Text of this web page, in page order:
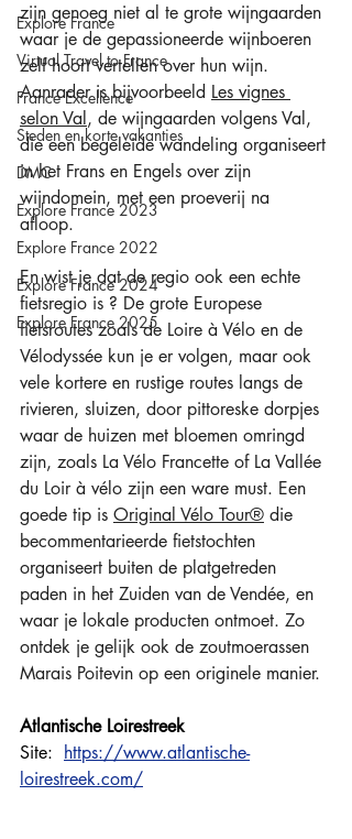
Explore France
Virtual Travel to France
France Excellence
Steden en korte vakanties
DMC
Explore France 2023
Explore France 2022
Explore France 2024
Explore France 2025
zijn genoeg niet al te grote wijngaarden
waar je de gepassioneerde wijnboeren
zelf hoort vertellen over hun wijn.
Aanrader is bijvoorbeeld Les vignes
selon Val , de wijngaarden volgens Val,
die een begeleide wandeling organiseert
in het Frans en Engels over zijn
wijndomein, met een proeverij na
afloop.
En wist je dat de regio ook een echte
fietsregio is ? De grote Europese
fietsroutes zoals de Loire à Vélo en de
Vélodyssée kun je er volgen, maar ook
vele kortere en rustige routes langs de
rivieren, sluizen, door pittoreske dorpjes
waar de huizen met bloemen omringd
zijn, zoals La Vélo Francette of La Vallée
du Loir à vélo zijn een ware must. Een
goede tip is Original Vélo Tour® die
becommentarieerde fietstochten
organiseert buiten de platgetreden
paden in het Zuiden van de Vendée, en
waar je lokale producten ontmoet. Zo
ontdek je gelijk ook de zoutmoerassen
Marais Poitevin op een originele manier.
Atlantische Loirestreek
Site: https://www.atlantische-
loirestreek.com/